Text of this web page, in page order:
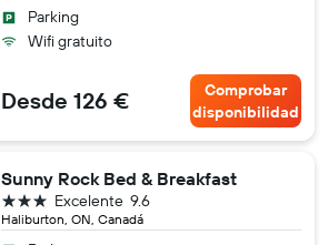
Parking
Wifi gratuito
Desde 126 €
Comprobar
disponibilidad
Sunny Rock Bed & Breakfast
Haliburton, ON, Canadá
9.6
Excelente
3 estrellas